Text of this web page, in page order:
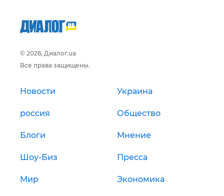
© 2026, Диалог.ua
Все права защищены.
Новости Украина
россия Общество
Блоги Мнение
Шоу-Биз Пресса
Мир Экономика